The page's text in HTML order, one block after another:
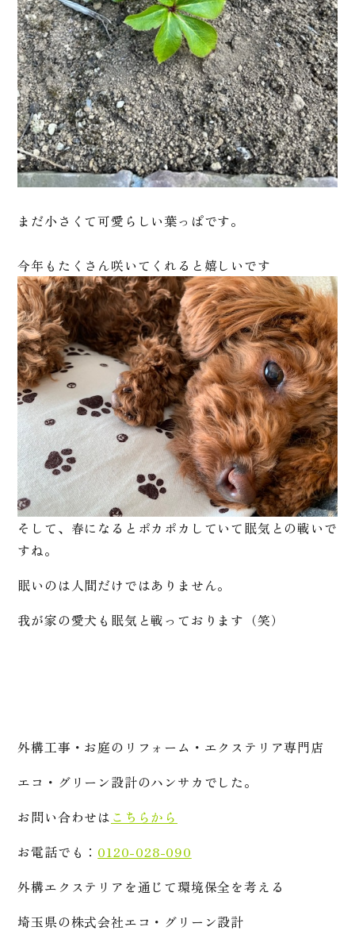
まだ小さくて可愛らしい葉っぱです。
今年もたくさん咲いてくれると嬉しいです
そして、春になるとポカポカしていて眠気との戦いで
すね。
眠いのは人間だけではありません。
我が家の愛犬も眠気と戦っております（笑）
外構工事・お庭のリフォーム・エクステリア専門店
エコ・グリーン設計のハンサカでした。
お問い合わせは こちらから
お電話でも： 0120-028-090
外構エクステリアを通じて環境保全を考える
埼玉県の株式会社エコ・グリーン設計